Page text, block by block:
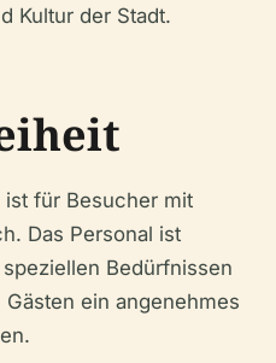
Kultur der Stadt.
ist für Besucher mit
Das Personal ist
Bedürfnissen
ein angenehmes